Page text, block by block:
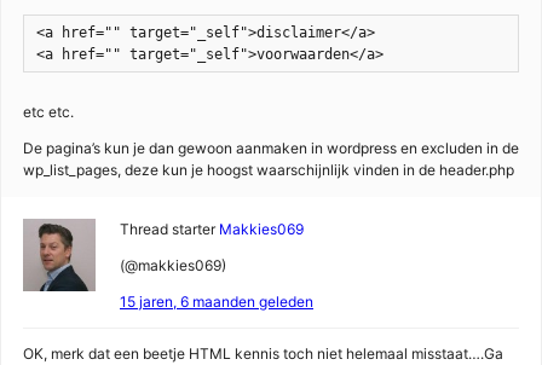
<a href="" target="_self">disclaimer</a>
<a href="" target="_self">voorwaarden</a>
etc etc.
De pagina’s kun je dan gewoon aanmaken in wordpress en excluden in de
wp_list_pages, deze kun je hoogst waarschijnlijk vinden in de header.php
Thread starter Makkies069
(@makkies069)
15 jaren, 6 maanden geleden
OK, merk dat een beetje HTML kennis toch niet helemaal misstaat….Ga